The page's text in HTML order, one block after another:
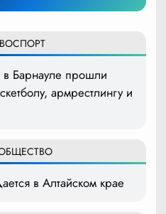
СПОРТ
в Барнауле прошли
армрестлингу и
в Алтайском крае